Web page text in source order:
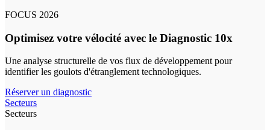
FOCUS 2026
Optimisez votre vélocité avec le Diagnostic 10x
Une analyse structurelle de vos flux de développement pour
identifier les goulots d'étranglement technologiques.
Réserver un diagnostic
Secteurs
Secteurs